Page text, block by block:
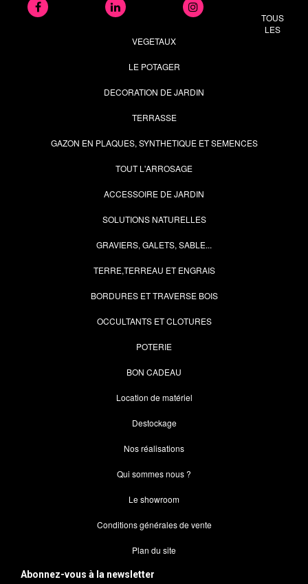
TOUS
LES
VEGETAUX
LE POTAGER
DECORATION DE JARDIN
TERRASSE
GAZON EN PLAQUES, SYNTHETIQUE ET SEMENCES
TOUT L'ARROSAGE
ACCESSOIRE DE JARDIN
SOLUTIONS NATURELLES
GRAVIERS, GALETS, SABLE...
TERRE,TERREAU ET ENGRAIS
BORDURES ET TRAVERSE BOIS
OCCULTANTS ET CLOTURES
POTERIE
BON CADEAU
Location de matériel
Destockage
Nos réalisations
Qui sommes nous ?
Le showroom
Conditions générales de vente
Plan du site
Abonnez-vous à la newsletter